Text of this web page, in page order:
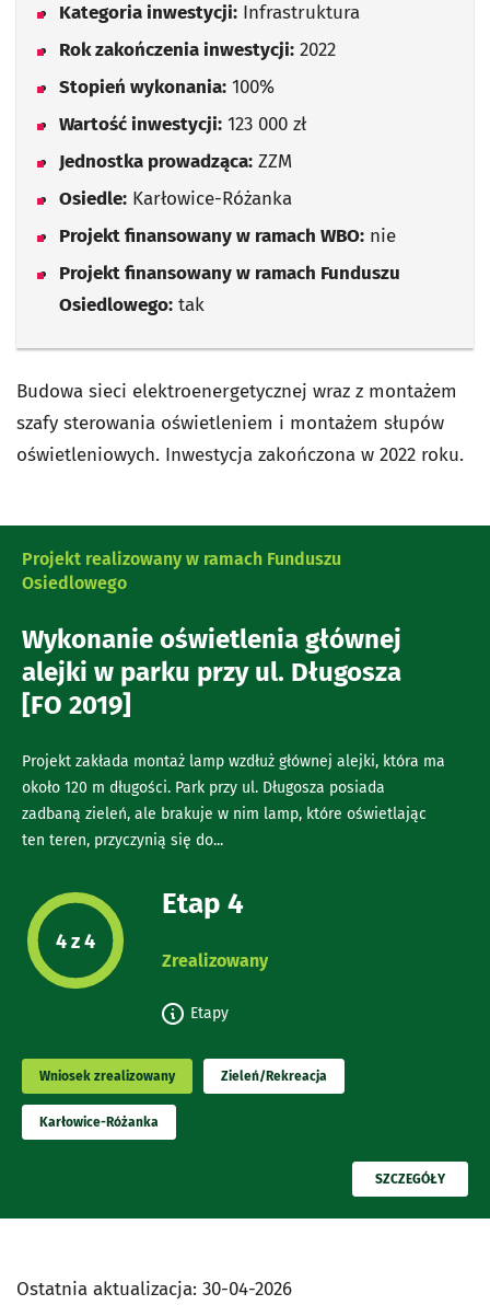
Kategoria inwestycji: Infrastruktura
Rok zakończenia inwestycji: 2022
Stopień wykonania: 100%
Wartość inwestycji: 123 000 zł
Jednostka prowadząca: ZZM
Osiedle: Karłowice-Różanka
Projekt finansowany w ramach WBO: nie
Projekt finansowany w ramach Funduszu
Osiedlowego: tak
Budowa sieci elektroenergetycznej wraz z montażem
szafy sterowania oświetleniem i montażem słupów
oświetleniowych. Inwestycja zakończona w 2022 roku.
Projekt realizowany w ramach Funduszu
Osiedlowego
Wykonanie oświetlenia głównej
alejki w parku przy ul. Długosza
[FO 2019]
Projekt zakłada montaż lamp wzdłuż głównej alejki, która ma
około 120 m długości. Park przy ul. Długosza posiada
zadbaną zieleń, ale brakuje w nim lamp, które oświetlając
ten teren, przyczynią się do...
Etap projektu:
4 z 4
Etap 4
Zrealizowany
Etapy
Wniosek zrealizowany Zieleń/Rekreacja
Karłowice-Różanka
PRZECZYTAJ
SZCZEGÓŁY
Ostatnia aktualizacja: 30-04-2026